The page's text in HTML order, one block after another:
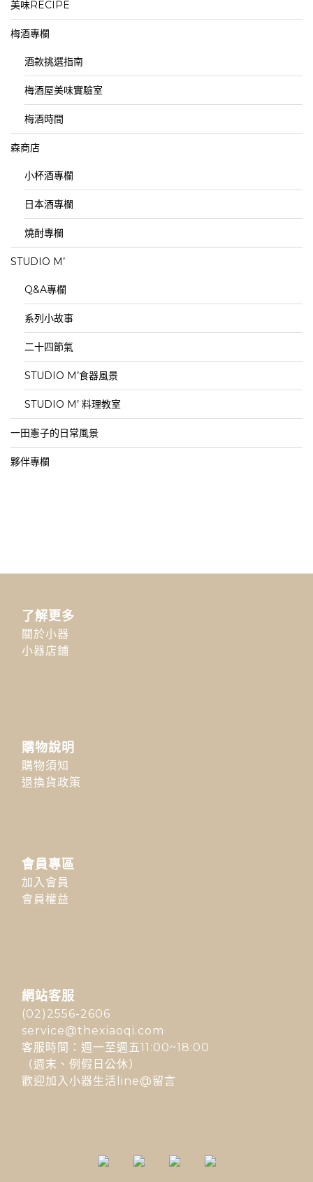
美味RECIPE
梅酒專欄
酒款挑選指南
梅酒屋美味實驗室
梅酒時間
森商店
小杯酒專欄
日本酒專欄
燒酎專欄
STUDIO M’
Q&A專欄
系列小故事
二十四節氣
STUDIO M’食器風景
STUDIO M’ 料理教室
一田憲子的日常風景
夥伴專欄
了解更多
關於小器
小器店鋪
購物說明
購物須知
退換貨政策
會員專區
加入會員
會員權益
網站客服
(02)2556-2606
service@thexiaoqi.com
客服時間：週一至週五11:00~18:00
（週末、例假日公休）
歡迎加入小器生活line@留言